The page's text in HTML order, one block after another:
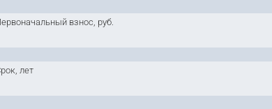
взнос, руб.
лет